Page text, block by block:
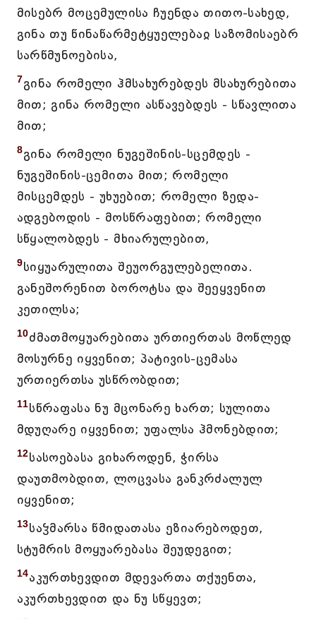
მისებრ მოცემულისა ჩუენდა თითო-სახედ,
გინა თუ წინაწარმეტყუელებაჲ საზომისაებრ
სარწმუნოებისა,
7გინა რომელი ჰმსახურებდეს მსახურებითა
მით; გინა რომელი ასწავებდეს - სწავლითა
მით;
8გინა რომელი ნუგეშინის-სცემდეს -
ნუგეშინის-ცემითა მით; რომელი
მისცემდეს - უხუებით; რომელი ზედა-
ადგებოდის - მოსწრაფებით; რომელი
სწყალობდეს - მხიარულებით,
9სიყუარულითა შეუორგულებელითა.
განეშორენით ბოროტსა და შეეყვენით
კეთილსა;
10ძმათმოყუარებითა ურთიერთას მოწლედ
მოსურნე იყვენით; პატივის-ცემასა
ურთიერთსა უსწრობდით;
11სწრაფასა ნუ მცონარე ხართ; სულითა
მდუღარე იყვენით; უფალსა ჰმონებდით;
12სასოებასა გიხაროდენ, ჭირსა
დაუთმობდით, ლოცვასა განკრძალულ
იყვენით;
13საჴმარსა წმიდათასა ეზიარებოდეთ,
სტუმრის მოყუარებასა შეუდეგით;
14აკურთხევდით მდევართა თქუენთა,
აკურთხევდით და ნუ სწყევთ;